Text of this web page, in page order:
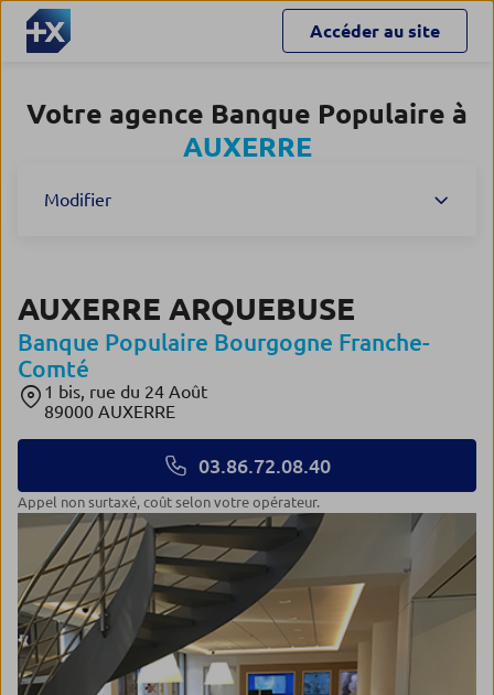
Accéder au site
Votre agence Banque Populaire à
AUXERRE
Modifier
AUXERRE ARQUEBUSE
Banque Populaire Bourgogne Franche-
Comté
1 bis, rue du 24 Août
89000 AUXERRE
03.86.72.08.40
Appel non surtaxé, coût selon votre opérateur.